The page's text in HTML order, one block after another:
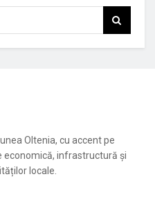
Oltenia, cu accent pe
infrastructură și
locale.